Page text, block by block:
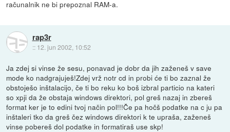
računalnik ne bi prepoznal RAM-a.
rap3r
:: 12. jun 2002, 10:52
Ja zdej si vinse že sesu, ponavad je dobr da jih zaženeš v save
mode ko nadgrajuješ!Zdej vrž notr cd in probi će ti bo zaznal že
obstoješo inštalacijo, če ti bo reku ko boš izbral particio na kateri
so xpji da že obstaja windows direktori, pol greš nazaj in zbereš
format ker je to edini tvoj način pol!!!Če pa hočš podatke na c ju pa
inštaleri tko da greš čez windows direktori k te upraša, zaženeš
vinse pobereš dol podatke in formatiraš use skp!